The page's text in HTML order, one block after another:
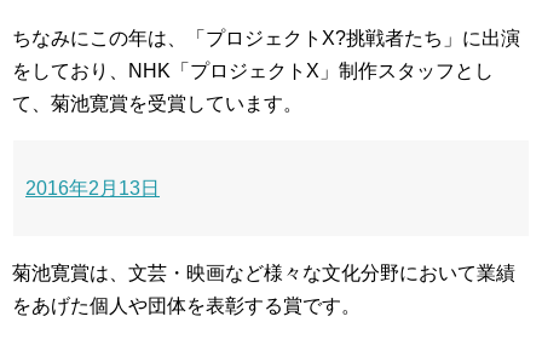
ちなみにこの年は、「プロジェクトX?挑戦者たち」に出演
をしており、NHK「プロジェクトX」制作スタッフとし
て、菊池寛賞を受賞しています。
2016年2月13日
菊池寛賞は、文芸・映画など様々な文化分野において業績
をあげた個人や団体を表彰する賞です。